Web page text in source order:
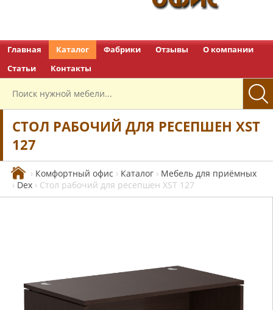
Главная Каталог Фабрики Отзывы
О компании
Статьи
Контакты
CТОЛ РАБОЧИЙ ДЛЯ РЕСЕПШЕН XST
127
› Комфортный офис › Каталог › Мебель для приёмных
› Dex › Cтол рабочий для ресепшен XST 127